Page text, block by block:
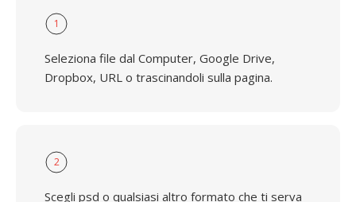
1
Seleziona file dal Computer, Google Drive,
Dropbox, URL o trascinandoli sulla pagina.
2
Scegli psd o qualsiasi altro formato che ti serva